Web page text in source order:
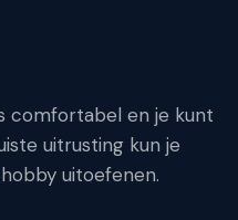
comfortabel en je kunt
uitrusting kun je
uitoefenen.